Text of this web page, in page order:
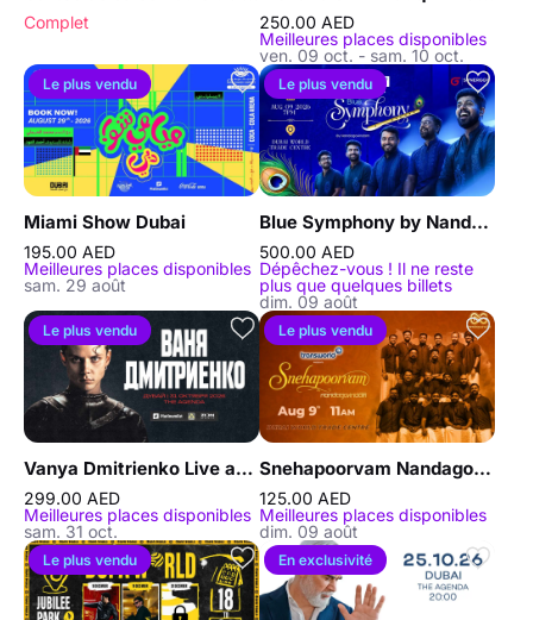
Complet
250.00 AED
Meilleures places disponibles
ven. 09 oct. - sam. 10 oct.
Le plus vendu
Miami Show Dubai
195.00 AED
Meilleures places disponibles
sam. 29 août
Le plus vendu
Blue Symphony by Nandagovindam Connect à Dubaï
500.00 AED
Dépêchez-vous ! Il ne reste
plus que quelques billets
dim. 09 août
Le plus vendu
Vanya Dmitrienko Live at The Agenda
299.00 AED
Meilleures places disponibles
sam. 31 oct.
Le plus vendu
Snehapoorvam Nandagovindam Connect à Dubaï
125.00 AED
Meilleures places disponibles
dim. 09 août
Le plus vendu En exclusivité